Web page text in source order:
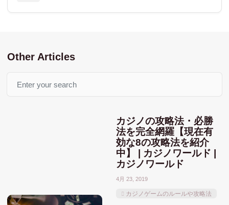
Other Articles
カジノの攻略法・必勝
法を完全網羅【現在有
効な8の攻略法を紹介
中】 | カジノワールド |
カジノワールド
4月 23, 2019
カジノゲームのルールや攻略法